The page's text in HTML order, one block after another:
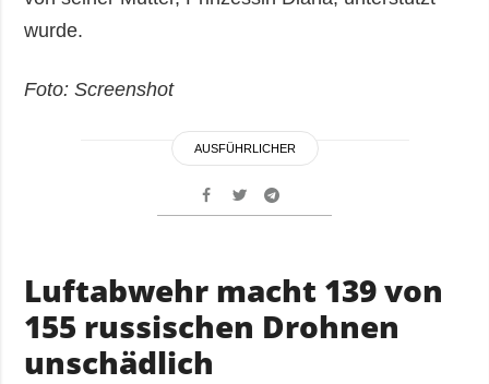
wurde.
Foto: Screenshot
AUSFÜHRLICHER
Luftabwehr macht 139 von
155 russischen Drohnen
unschädlich